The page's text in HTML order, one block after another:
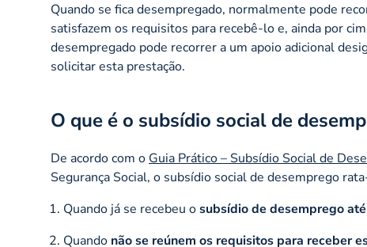
Quando se fica desempregado, normalmente pode
satisfazem os requisitos para recebê-lo e, ainda por
desempregado pode recorrer a um apoio adicional
solicitar esta prestação.
O que é o subsídio social de
De acordo com o Guia Prático – Subsídio Social de
Segurança Social, o subsídio social de desemprego
Quando já se recebeu osubsídio de desemprego
Quando não se reúnem os requisitos para receber